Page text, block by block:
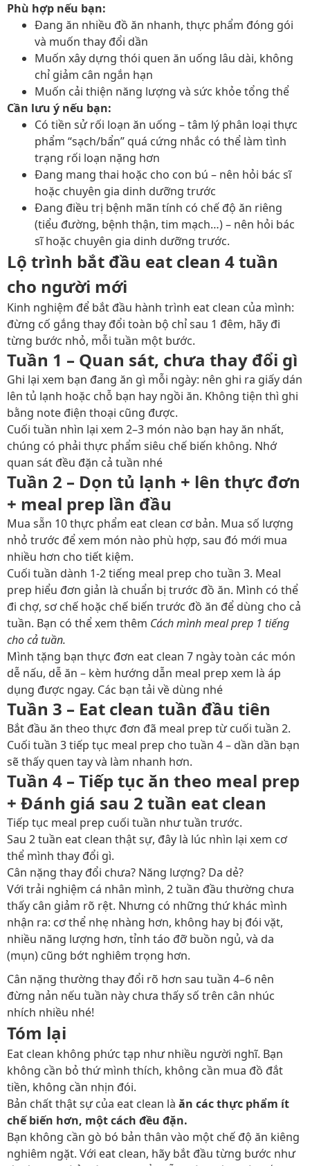
Phù hợp nếu bạn:
Đang ăn nhiều đồ ăn nhanh, thực phẩm đóng gói
và muốn thay đổi dần
Muốn xây dựng thói quen ăn uống lâu dài, không
chỉ giảm cân ngắn hạn
Muốn cải thiện năng lượng và sức khỏe tổng thể
Cần lưu ý nếu bạn:
Có tiền sử rối loạn ăn uống – tâm lý phân loại thực
phẩm “sạch/bẩn” quá cứng nhắc có thể làm tình
trạng rối loạn nặng hơn
Đang mang thai hoặc cho con bú – nên hỏi bác sĩ
hoặc chuyên gia dinh dưỡng trước
Đang điều trị bệnh mãn tính có chế độ ăn riêng
(tiểu đường, bệnh thận, tim mạch…) – nên hỏi bác
sĩ hoặc chuyên gia dinh dưỡng trước.
Lộ trình bắt đầu eat clean 4 tuần
cho người mới
Kinh nghiệm để bắt đầu hành trình eat clean của mình:
đừng cố gắng thay đổi toàn bộ chỉ sau 1 đêm, hãy đi
từng bước nhỏ, mỗi tuần một bước.
Tuần 1 – Quan sát, chưa thay đổi gì
Ghi lại xem bạn đang ăn gì mỗi ngày: nên ghi ra giấy dán
lên tủ lạnh hoặc chỗ bạn hay ngồi ăn. Không tiện thì ghi
bằng note điện thoại cũng được.
Cuối tuần nhìn lại xem 2–3 món nào bạn hay ăn nhất,
chúng có phải thực phẩm siêu chế biến không. Nhớ
quan sát đều đặn cả tuần nhé
Tuần 2 – Dọn tủ lạnh + lên thực đơn
+ meal prep lần đầu
Mua sẵn 10 thực phẩm eat clean cơ bản. Mua số lượng
nhỏ trước để xem món nào phù hợp, sau đó mới mua
nhiều hơn cho tiết kiệm.
Cuối tuần dành 1-2 tiếng meal prep cho tuần 3. Meal
prep hiểu đơn giản là chuẩn bị trước đồ ăn. Mình có thể
đi chợ, sơ chế hoặc chế biến trước đồ ăn để dùng cho cả
tuần. Bạn có thể xem thêm Cách mình meal prep 1 tiếng
cho cả tuần.
Mình tặng bạn thực đơn eat clean 7 ngày toàn các món
dễ nấu, dễ ăn – kèm hướng dẫn meal prep xem là áp
dụng được ngay. Các bạn tải về dùng nhé
Tuần 3 – Eat clean tuần đầu tiên
Bắt đầu ăn theo thực đơn đã meal prep từ cuối tuần 2.
Cuối tuần 3 tiếp tục meal prep cho tuần 4 – dần dần bạn
sẽ thấy quen tay và làm nhanh hơn.
Tuần 4 – Tiếp tục ăn theo meal prep
+ Đánh giá sau 2 tuần eat clean
Tiếp tục meal prep cuối tuần như tuần trước.
Sau 2 tuần eat clean thật sự, đây là lúc nhìn lại xem cơ
thể mình thay đổi gì.
Cân nặng thay đổi chưa? Năng lượng? Da dẻ?
Với trải nghiệm cá nhân mình, 2 tuần đầu thường chưa
thấy cân giảm rõ rệt. Nhưng có những thứ khác mình
nhận ra: cơ thể nhẹ nhàng hơn, không hay bị đói vặt,
nhiều năng lượng hơn, tỉnh táo đỡ buồn ngủ, và da
(mụn) cũng bớt nghiêm trọng hơn.
Cân nặng thường thay đổi rõ hơn sau tuần 4–6 nên
đừng nản nếu tuần này chưa thấy số trên cân nhúc
nhích nhiều nhé!
Tóm lại
Eat clean không phức tạp như nhiều người nghĩ. Bạn
không cần bỏ thứ mình thích, không cần mua đồ đắt
tiền, không cần nhịn đói.
Bản chất thật sự của eat clean là ăn các thực phẩm ít
chế biến hơn, một cách đều đặn.
Bạn không cần gò bó bản thân vào một chế độ ăn kiêng
nghiêm ngặt. Với eat clean, hãy bắt đầu từng bước như